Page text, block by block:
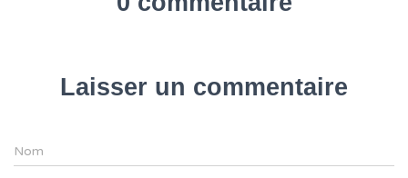
Laisser un commentaire
Nom